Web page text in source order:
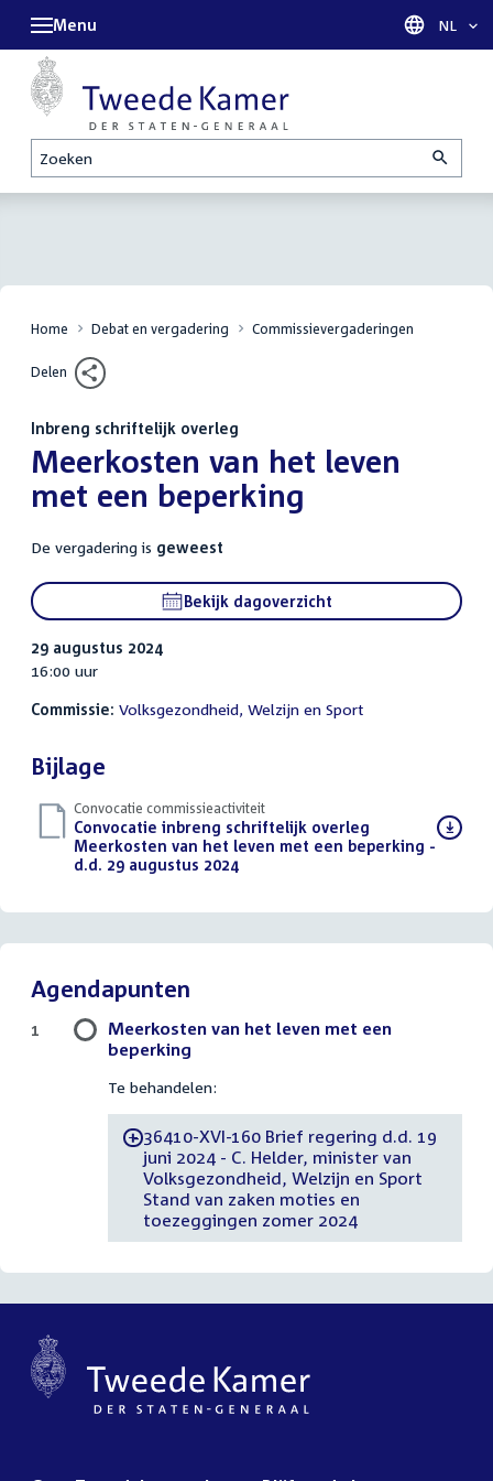
Zoeken
Menu Taal
NL
Home Debat en vergadering Commissievergaderingen
Delen
Inbreng schriftelijk overleg
:Meerkosten van het leven
met een beperking
De vergadering is geweest
Bekijk dagoverzicht
29 augustus 2024
16:00 uur
Commissie: Volksgezondheid, Welzijn en Sport
Bijlage
Convocatie commissieactiviteit
Download
bestand:
Convocatie inbreng schriftelijk overleg
Meerkosten van het leven met een beperking -
d.d. 29 augustus 2024(PDF)
Agendapunten
Meerkosten van het leven met een
beperking
Te behandelen:
-36410-XVI-160 Brief regering d.d. 19
juni 2024 - C. Helder, minister van
Volksgezondheid, Welzijn en Sport
Stand van zaken moties en
toezeggingen zomer 2024
1